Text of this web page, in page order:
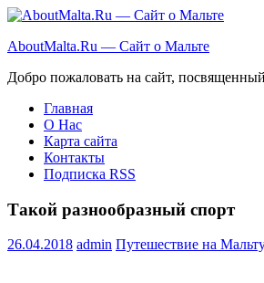
Перейти
содержимому
AboutMalta.Ru — Сайт о Мальте
Добро пожаловать на сайт,
Главная
О Нас
Карта сайта
Контакты
Подписка RSS
Такой разнообразный спорт
26.04.2018 admin Путешествие на